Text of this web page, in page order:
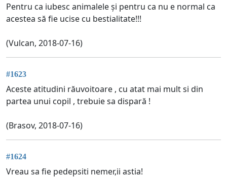
Pentru ca iubesc animalele și pentru ca nu e normal ca
acestea să fie ucise cu bestialitate!!!
(Vulcan, 2018-07-16)
#1623
Aceste atitudini răuvoitoare , cu atat mai mult si din
partea unui copil , trebuie sa dispară !
(Brasov, 2018-07-16)
#1624
Vreau sa fie pedepsiti nemer,ii astia!